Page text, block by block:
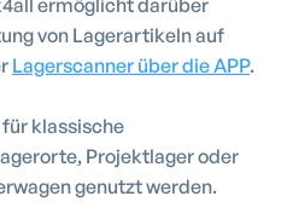
ermöglicht darüber
von Lagerartikeln auf
Lagerscanner über die APP.
klassische
Projektlager oder
genutzt werden.